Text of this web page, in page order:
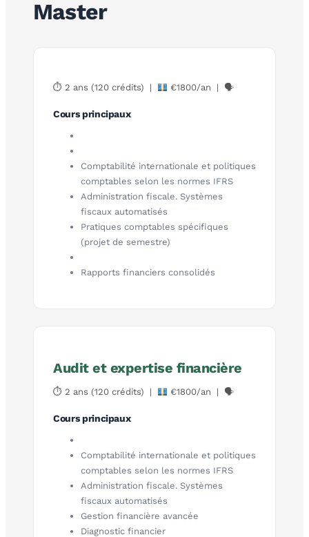
Master
⏱ 2 ans (120 crédits) | €1800/an | 🗣
Cours principaux
Comptabilité internationale et politiques
comptables selon les normes IFRS
Administration fiscale. Systèmes
fiscaux automatisés
Pratiques comptables spécifiques
(projet de semestre)
Rapports financiers consolidés
Audit et expertise financière
⏱ 2 ans (120 crédits) | €1800/an | 🗣
Cours principaux
Comptabilité internationale et politiques
comptables selon les normes IFRS
Administration fiscale. Systèmes
fiscaux automatisés
Gestion financière avancée
Diagnostic financier